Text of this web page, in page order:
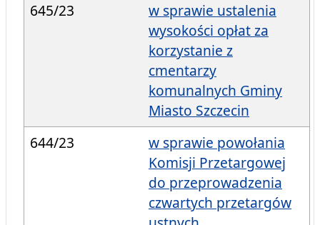
645/23
w sprawie ustalenia
wysokości opłat za
korzystanie z
cmentarzy
komunalnych Gminy
Miasto Szczecin
644/23
w sprawie powołania
Komisji Przetargowej
do przeprowadzenia
czwartych przetargów